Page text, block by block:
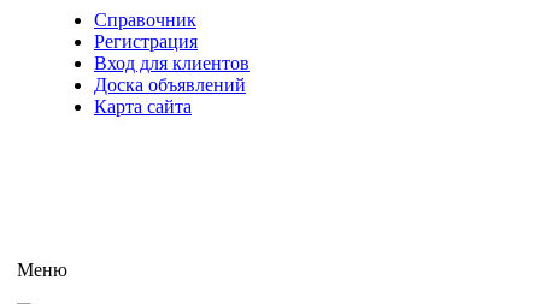
Справочник
Регистрация
Вход для клиентов
Доска объявлений
Карта сайта
Меню